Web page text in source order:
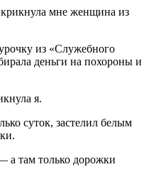
мне женщина из
из «Служебного
деньги на похороны и
я.
суток, застелил белым
а там только дорожки